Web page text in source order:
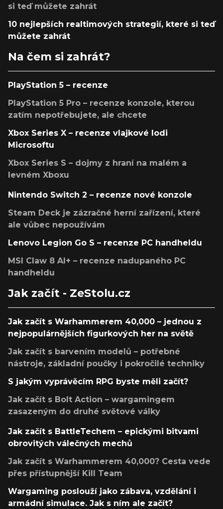
si teď můžete zahrát
10 nejlepších realtimových strategií, které si teď
můžete zahrát
Na čem si zahrát?
PlayStation 5 – recenze
PlayStation 5 Pro – recenze konzole, kterou
zatím nepotřebujete, ale chcete
Xbox Series X – recenze vlajkové lodi
Microsoftu
Xbox Series S – dojmy z hraní na malém a
levném Xboxu
Nintendo Switch 2 – recenze nové konzole
Steam Deck je zázračné herní zařízení, které
ale vůbec nepoužívám
Lenovo Legion Go S – recenze PC handheldu
MSI Claw 8 AI+ – recenze nadupaného PC
handheldu
Jak začít - ZeStolu.cz
Jak začít s Warhammerem 40,000 – jednou z
nejpopulárnějších figurkových her na světě
Jak začít s barvením modelů – potřebné
nástroje, základní poučky i pokročilé techniky
S jakým vyprávěcím RPG byste měli začít?
Jak začít s Bolt Action – wargamingem
zasazeným do druhé světové války
Jak začít s BattleTechem – epickými bitvami
obrovitých válečných mechů
Jak začít s Warhammerem 40,000? Cesta vede
přes přístupnější Kill Team
Wargaming poslouží jako zábava, vzdělání i
armádní simulace. Jak s ním ale začít?